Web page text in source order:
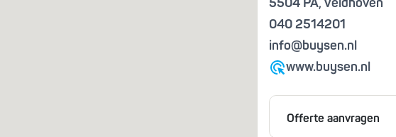
040 2514201
info@buysen.nl
www.buysen.nl
Offerte aanvragen